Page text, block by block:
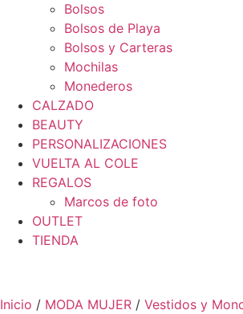
Bolsos
Bolsos de Playa
Bolsos y Carteras
Mochilas
Monederos
CALZADO
BEAUTY
PERSONALIZACIONES
VUELTA AL COLE
REGALOS
Marcos de foto
OUTLET
TIENDA
Inicio / MODA MUJER / Vestidos y